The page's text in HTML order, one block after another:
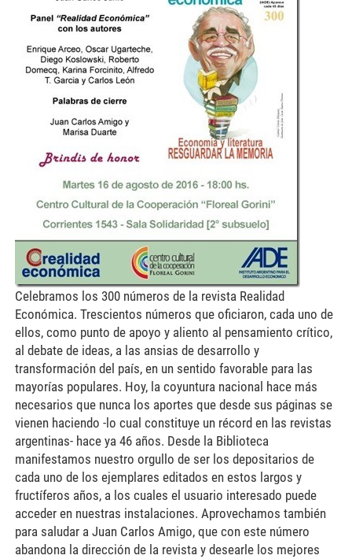
Celebramos los 300 números de la revista Realidad
Económica. Trescientos números que oficiaron, cada uno de
ellos, como punto de apoyo y aliento al pensamiento crítico,
al debate de ideas, a las ansias de desarrollo y
transformación del país, en un sentido favorable para las
mayorías populares. Hoy, la coyuntura nacional hace más
necesarios que nunca los aportes que desde sus páginas se
vienen haciendo -lo cual constituye un récord en las revistas
argentinas- hace ya 46 años. Desde la Biblioteca
manifestamos nuestro orgullo de ser los depositarios de
cada uno de los ejemplares editados en estos largos y
fructíferos años, a los cuales el usuario interesado puede
acceder en nuestras instalaciones. Aprovechamos también
para saludar a Juan Carlos Amigo, que con este número
abandona la dirección de la revista y desearle los mejores